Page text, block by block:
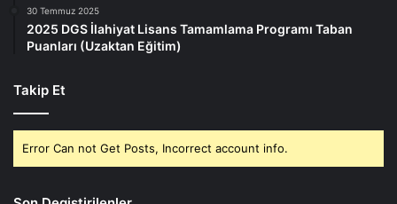
30 Temmuz 2025
2025 DGS İlahiyat Lisans Tamamlama Programı Taban
Puanları (Uzaktan Eğitim)
Takip Et
Error Can not Get Posts, Incorrect account info.